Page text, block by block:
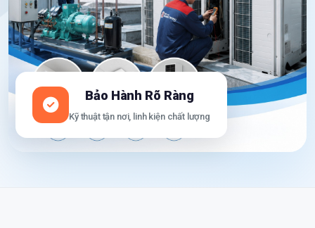
Bảo Hành Rõ Ràng
Kỹ thuật tận nơi, linh kiện chất lượng